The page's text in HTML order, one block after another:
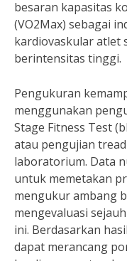
besaran kapasitas
(VO2Max) sebagai
kardiovaskular atlet
berintensitas tinggi.
Pengukuran
menggunakan
Stage Fitness Test
atau pengujian
laboratorium. Data
untuk memetakan
mengukur ambang
mengevaluasi
ini. Berdasarkan
dapat merancang